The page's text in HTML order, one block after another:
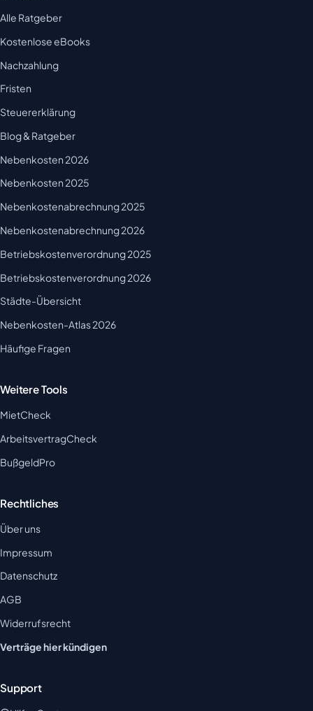
Alle Ratgeber
Kostenlose eBooks
Nachzahlung
Fristen
Steuererklärung
Blog & Ratgeber
Nebenkosten 2026
Nebenkosten 2025
Nebenkostenabrechnung 2025
Nebenkostenabrechnung 2026
Betriebskostenverordnung 2025
Betriebskostenverordnung 2026
Städte-Übersicht
Nebenkosten-Atlas 2026
Häufige Fragen
Weitere Tools
MietCheck
ArbeitsvertragCheck
BußgeldPro
Rechtliches
Über uns
Impressum
Datenschutz
AGB
Widerrufsrecht
Verträge hier kündigen
Support